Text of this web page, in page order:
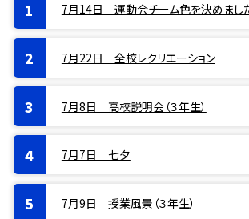
7月14日 運動会チーム色を決めまし
7月22日 全校レクリエーション
7月8日 高校説明会（３年生）
7月7日 七夕
7月9日 授業風景（３年生）